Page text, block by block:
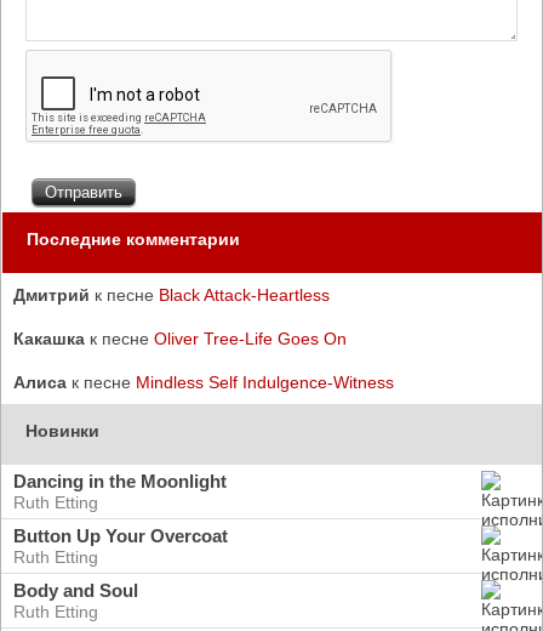
Последние комментарии
Дмитрий к песне Black Attack-Heartless
Какашка к песне Oliver Tree-Life Goes On
Алиса к песне Mindless Self Indulgence-Witness
Новинки
Dancing in the Moonlight
Ruth Etting
Button Up Your Overcoat
Ruth Etting
Body and Soul
Ruth Etting